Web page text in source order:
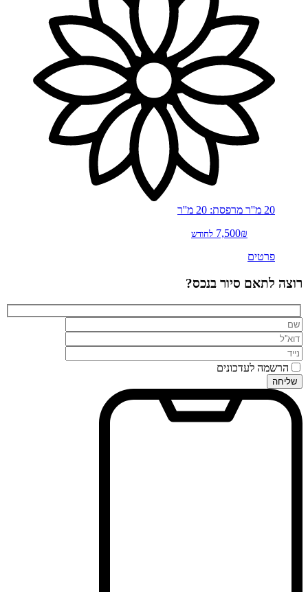
20 מ''ר
מרפסת: 20 מ''ר
7,500₪ לחודש
פרטים
רוצה לתאם סיור בנכס?
הרשמה לעדכונים
שליחה